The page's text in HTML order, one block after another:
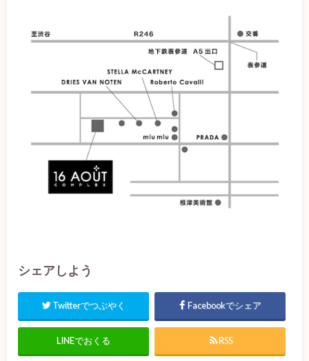
シェアしよう
Twitterでつぶやく Facebookでシェア
LINEでおくる RSS